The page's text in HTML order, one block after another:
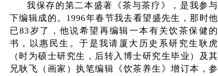
我保存的第二本盛著《茶与茶疗》，是我参与
下编辑成的。1996年春节我去看望盛先生，那时他
已83岁了，他说希望再编辑一本有关饮茶保健的
书，以惠民生。于是我请厦大历史系研究生耿虎
（时为硕士研究生，后转入博士研究生毕业）及其
兄耿飞（画家）执笔编辑《饮茶养生》增订本，参